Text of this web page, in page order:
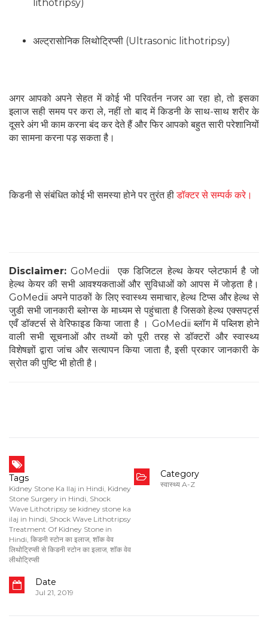
lithotripsy)
अल्ट्रासोनिक लिथोट्रिप्सी (Ultrasonic lithotripsy)
अगर आपको अपने सेहत में कोई भी परिवर्तन नजर आ रहा हो, तो इसका
इलाज सही समय पर करा ले, नहीं तो बाद में किडनी के साथ-साथ शरीर के
दूसरे अंग भी काम करना बंद कर देते हैं और फिर आपको बहुत सारी परेशानियों
का सामना करना पड़ सकता है।
किडनी से संबंधित कोई भी समस्या होने पर तुरंत हीडॉक्टर से सम्पर्क करे।
Disclaimer: GoMedii एक डिजिटल हेल्थ केयर प्लेटफार्म है जो
हेल्थ केयर की सभी आवश्यकताओं और सुविधाओं को आपस में जोड़ता है।
GoMedii अपने पाठकों के लिए स्वास्थ्य समाचार, हेल्थ टिप्स और हेल्थ से
जुडी सभी जानकारी ब्लोग्स के माध्यम से पहुंचाता है जिसको हेल्थ एक्सपर्ट्स
एवँ डॉक्टर्स से वेरिफाइड किया जाता है । GoMedii ब्लॉग में पब्लिश होने
वाली सभी सूचनाओं और तथ्यों को पूरी तरह से डॉक्टरों और स्वास्थ्य
विशेषज्ञों द्वारा जांच और सत्यापन किया जाता है, इसी प्रकार जानकारी के
स्रोत की पुष्टि भी होती है।
Tags
Kidney Stone Ka Ilaj in Hindi, Kidney
Stone Surgery in Hindi, Shock
Wave Lithotripsy se kidney stone ka
ilaj in hindi, Shock Wave Lithotripsy
Treatment Of Kidney Stone in
Hindi, किडनी स्टोन का इलाज, शॉक वेव
लिथोट्रिप्सी से किडनी स्टोन का इलाज, शॉक वेव
लीथोट्रिप्सी
Category
स्वास्थ्य A-Z
Date
Jul 21, 2019